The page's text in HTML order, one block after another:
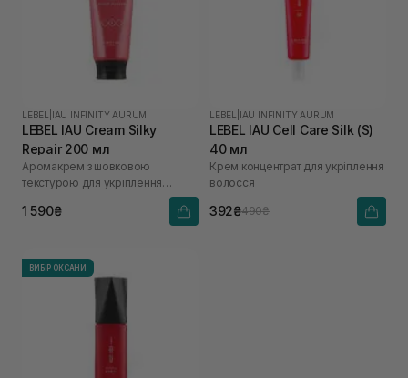
LEBEL IAU INFINITY AURUM
LEBEL IAU Cream Silky
Repair 200 мл
Аромакрем з шовковою
текстурою для укріплення
1 590₴
LEBEL IAU INFINITY AURUM
LEBEL IAU Cell Care Silk (S)
40 мл
Крем концентрат для укріплення
волосся
392₴490₴
ВИБІР ОКСАНИ